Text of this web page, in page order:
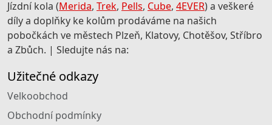
Jízdní kola (Merida, Trek, Pells, Cube, 4EVER) a veškeré
díly a doplňky ke kolům prodáváme na našich
pobočkách ve městech Plzeň, Klatovy, Chotěšov, Stříbro
a Zbůch. | Sledujte nás na:
Užitečné odkazy
Velkoobchod
Obchodní podmínky